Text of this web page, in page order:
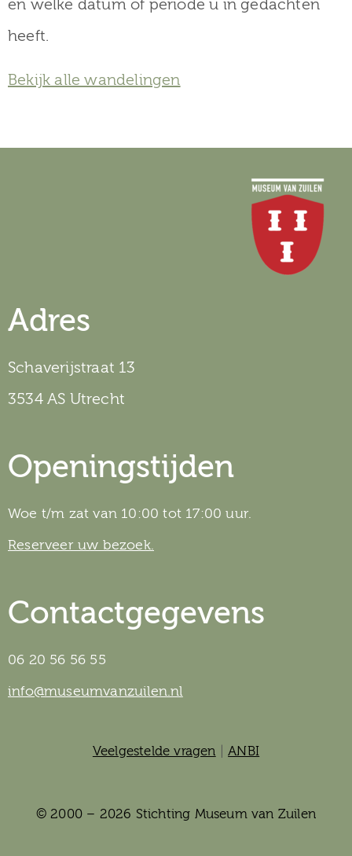
en welke datum of periode u in gedachten
heeft.
Bekijk alle wandelingen
Adres
Schaverijstraat 13
3534 AS Utrecht
Openingstijden
Woe t/m zat van 10:00 tot 17:00 uur.
Reserveer uw bezoek.
Contactgegevens
06 20 56 56 55
info@museumvanzuilen.nl
Veelgestelde vragen ANBI
© 2000 – 2026 Stichting Museum van Zuilen